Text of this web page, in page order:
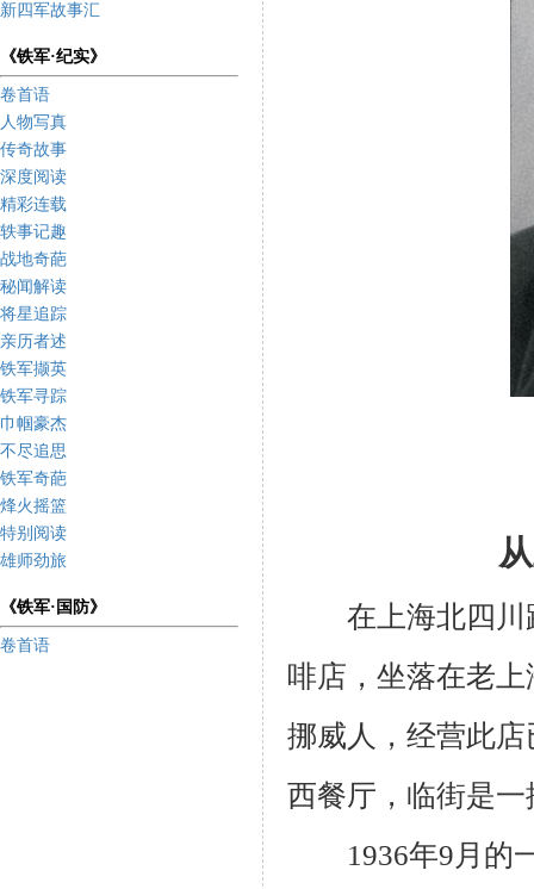
新四军故事汇
《铁军·纪实》
卷首语
人物写真
传奇故事
深度阅读
精彩连载
轶事记趣
战地奇葩
秘闻解读
将星追踪
亲历者述
铁军撷英
铁军寻踪
巾帼豪杰
不尽追思
铁军奇葩
烽火摇篮
特别阅读
雄师劲旅
《铁军·国防》
卷首语
在上海北四
啡店，坐落在老
挪威人，经营此
西餐厅，临街是
1936年9月的